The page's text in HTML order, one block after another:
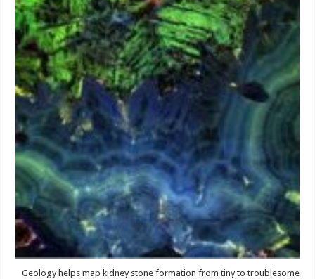
Geology helps map kidney stone formation from tiny to troublesome